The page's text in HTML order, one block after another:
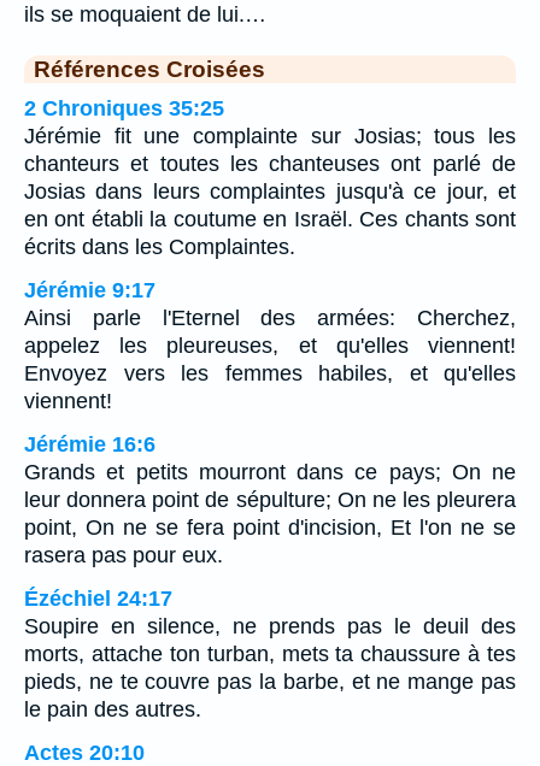
ils se moquaient de lui.…
Références Croisées
2 Chroniques 35:25
Jérémie fit une complainte sur Josias; tous les
chanteurs et toutes les chanteuses ont parlé de
Josias dans leurs complaintes jusqu'à ce jour, et
en ont établi la coutume en Israël. Ces chants sont
écrits dans les Complaintes.
Jérémie 9:17
Ainsi parle l'Eternel des armées: Cherchez,
appelez les pleureuses, et qu'elles viennent!
Envoyez vers les femmes habiles, et qu'elles
viennent!
Jérémie 16:6
Grands et petits mourront dans ce pays; On ne
leur donnera point de sépulture; On ne les pleurera
point, On ne se fera point d'incision, Et l'on ne se
rasera pas pour eux.
Ézéchiel 24:17
Soupire en silence, ne prends pas le deuil des
morts, attache ton turban, mets ta chaussure à tes
pieds, ne te couvre pas la barbe, et ne mange pas
le pain des autres.
Actes 20:10